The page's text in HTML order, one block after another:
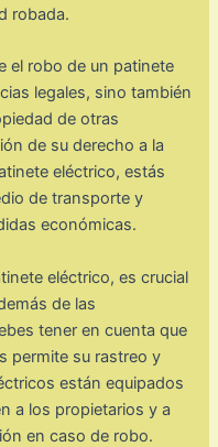
robada.
el robo de un patinete
legales, sino también
de otras
de su derecho a la
eléctrico, estás
de transporte y
económicas.
eléctrico, es crucial
de las
tener en cuenta que
permite su rastreo y
están equipados
a los propietarios y a
en caso de robo.